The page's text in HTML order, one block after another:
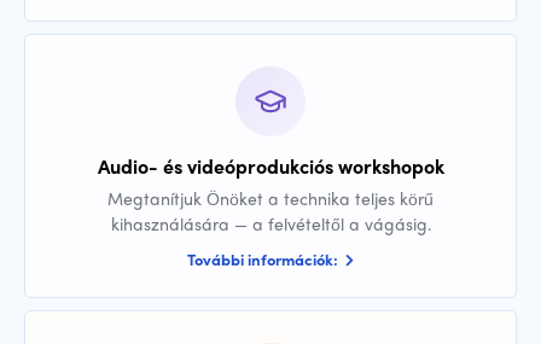
Audio- és videóprodukciós workshopok
Megtanítjuk Önöket a technika teljes körű
kihasználására — a felvételtől a vágásig.
További információk: